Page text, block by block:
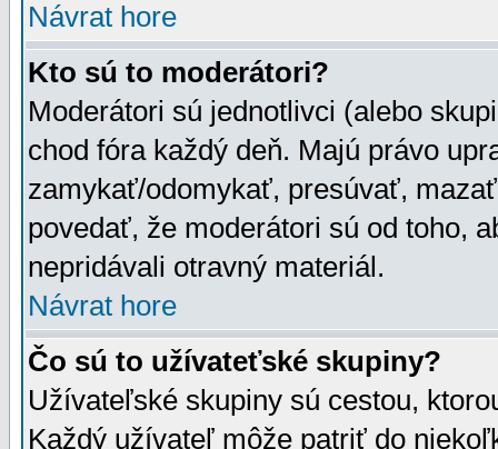
Návrat hore
Kto sú to moderátori?
Moderátori sú jednotlivci (alebo
chod fóra každý deň. Majú právo
zamykať/odomykať, presúvať,
povedať, že moderátori sú od toho,
nepridávali otravný materiál.
Návrat hore
Čo sú to užívateťské skupiny?
Užívateľské skupiny sú cestou,
Každý užívateľ môže patriť do